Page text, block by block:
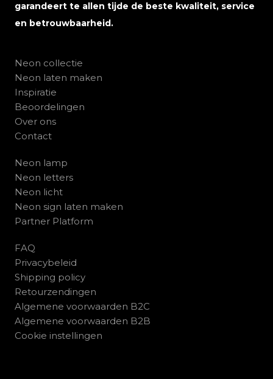
garandeert te allen tijde de beste kwaliteit, service
en betrouwbaarheid.
Neon collectie
Neon laten maken
Inspiratie
Beoordelingen
Over ons
Contact
Neon lamp
Neon letters
Neon licht
Neon sign laten maken
Partner Platform
FAQ
Privacybeleid
Shipping policy
Retourzendingen
Algemene voorwaarden B2C
Algemene voorwaarden B2B
Cookie instellingen